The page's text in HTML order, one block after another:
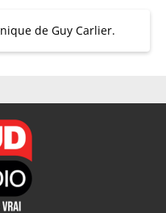
de Guy Carlier.